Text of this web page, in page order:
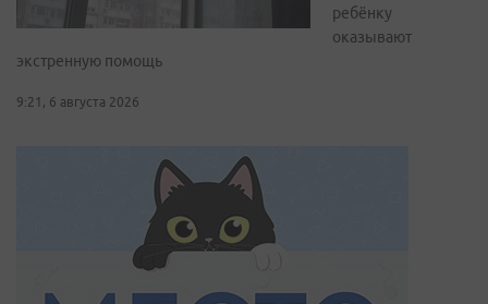
ребёнку
оказывают
экстренную помощь
9:21, 6 августа 2026